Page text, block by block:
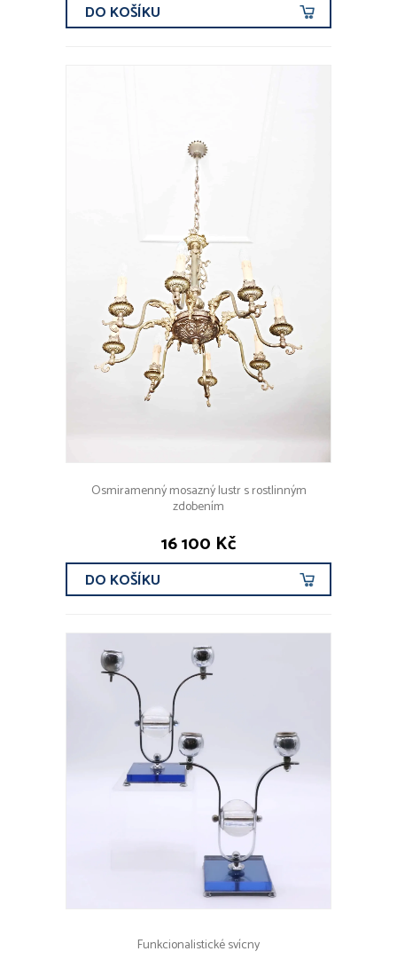
DO KOŠÍKU
Osmiramenný mosazný lustr s rostlinným
zdobením
16 100 Kč
DO KOŠÍKU
Funkcionalistické svícny